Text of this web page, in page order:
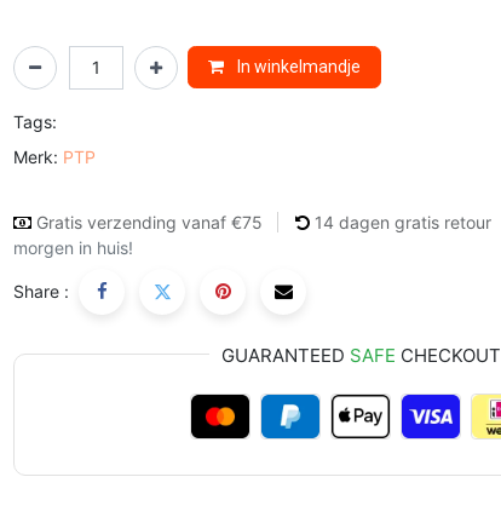
In winkelmandje
Tags:
Merk: PTP
Gratis verzending vanaf €75 14 dagen gratis retour
morgen in huis!
Share :
GUARANTEED SAFE CHECKOUT